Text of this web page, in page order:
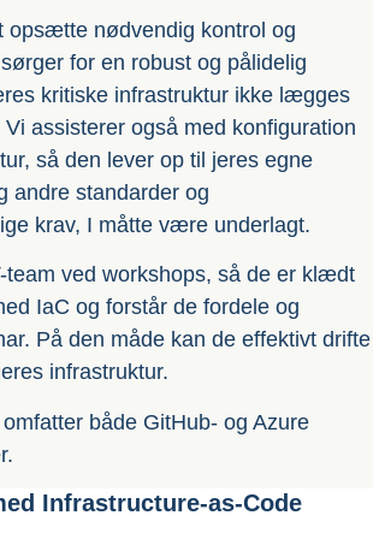
nødvendig kontrol og
for en robust og pålidelig
kritiske infrastruktur ikke lægges
assisterer også med konfiguration
så den lever op til jeres egne
andre standarder og
krav, I måtte være underlagt.
ved workshops, så de er klædt
IaC og forstår de fordele og
På den måde kan de effektivt drifte
infrastruktur.
både GitHub- og Azure
Infrastructure-as-Code